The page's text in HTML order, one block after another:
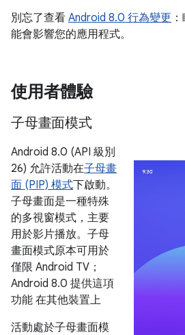
別忘了查看 Android 8.0 行為變更
能會影響您的應用程式。
使用者體驗
子母畫面模式
Android 8.0 (API 級別
26) 允許活動在子母畫
面 (PIP) 模式下啟動。
子母畫面是一種特殊
的多視窗模式，主要
用於影片播放。子母
畫面模式原本可用於
僅限 Android TV；
Android 8.0 提供這項
功能 在其他裝置上
活動處於子母畫面模